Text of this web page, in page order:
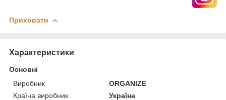
Приховати
Характеристики
Основні
Виробник
ORGANIZE
Країна виробник
Україна